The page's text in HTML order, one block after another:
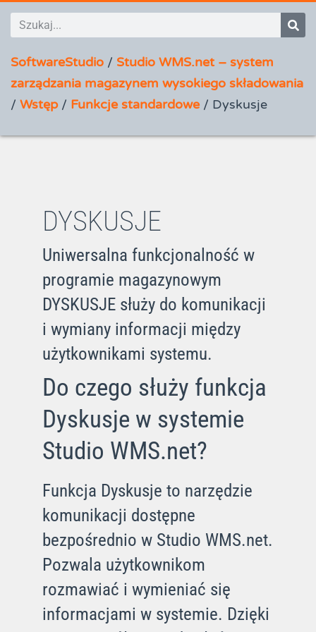
SoftwareStudio / Studio WMS.net – system
zarządzania magazynem wysokiego składowania
/ Wstęp/ Funkcje standardowe/ Dyskusje
DYSKUSJE
Uniwersalna funkcjonalność w
programie magazynowym
DYSKUSJE służy do komunikacji
i wymiany informacji między
użytkownikami systemu.
Do czego służy funkcja
Dyskusje w systemie
Studio WMS.net?
Funkcja Dyskusje to narzędzie
komunikacji dostępne
bezpośrednio w Studio WMS.net.
Pozwala użytkownikom
rozmawiać i wymieniać się
informacjami w systemie. Dzięki